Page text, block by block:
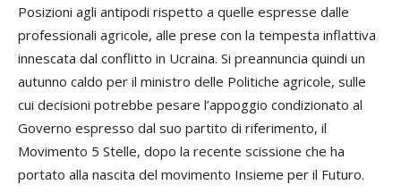
Posizioni agli antipodi rispetto a quelle espresse dalle
professionali agricole, alle prese con la tempesta inflattiva
innescata dal conflitto in Ucraina. Si preannuncia quindi un
autunno caldo per il ministro delle Politiche agricole, sulle
cui decisioni potrebbe pesare l’appoggio condizionato al
Governo espresso dal suo partito di riferimento, il
Movimento 5 Stelle, dopo la recente scissione che ha
portato alla nascita del movimento Insieme per il Futuro.